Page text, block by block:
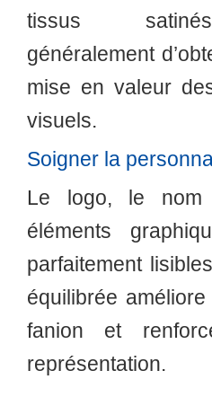
tissus
généralement
mise en valeur
visuels.
Soigner la
Le logo, le
éléments
parfaitement
équilibrée améliore
fanion et
représentation.